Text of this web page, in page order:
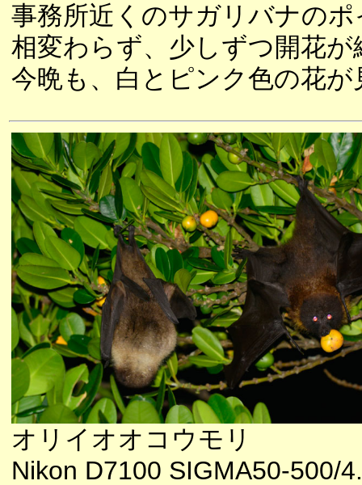
事務所近くのサガリバナの
相変わらず、少しずつ開花
今晩も、白とピンク色の花
オリイオオコウモリ
Nikon D7100 SIGMA50-500/